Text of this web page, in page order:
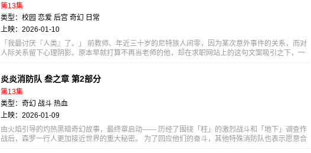
名震天下的同宗师兄——“翼盟”创始人张天翼相认。 最终，在蛋蛋、紫铃、姜无殇、张天翼等人的
肝胆相照和自身实力的不断提升下，楚枫寻得修罗鬼斧、救出妖猴王、成功搭救二苏，识破凌云宗
主燕扬天的阴谋，最终力挽狂澜、化解九州危机。并为解开自己的身份谜团，踏上更广大的东方海
域......
第13集
类型：校园 恋爱 后宫 奇幻 日常
上映：2026-01-10
「我最讨厌『人类』了。」 前教师、年近三十岁的尼特族人间零，因为某次意外事件的关系，而对
人际关系留下心理阴影。原本早就打算不再当老师的他，却在求职网站上的这句文案吸引之下，一
时冲动投了履历：「本校诚征『把学生放在心上的老师』。 很快地，他意外通过了面试，最后前往
人」女孩子们成为人类而设立的学校——！？ 出现在他眼前的，是人鱼族、狼人、兔子、鸟族的少
女们……。为什么她们想成为人类？又是被这个他最讨厌的「人类」身上的哪一点所吸引？ 这不是
异世界奇幻篇章，也不是重启人生的转生冒险。 在这所有点特别的学校里，是一名教师与一群向往
成为人类的非人少女们共同谱写的——学园「人类」群像剧。 [简介原文] ――ニンゲンなんて嫌い
だ。 とある出来事をきっかけに、 人間関係に対してトラウマを持ってしまった 元教師のアラサー
ニート・人間零。 “生徒想いの先生”をお待ちしております。 もう教師にはならないと考えていた
彼だったが、 求人サイトの言葉に導かれ勢いのままに応募。 みるみるうちに面接を通過し、 山中
にある自然豊かな学校へ勤めることになる。 しかしそこは、 人外の女の子たちが 人間になるため
炎炎消防队 叁之章 第2部分
第13集
类型：奇幻 战斗 热血
上映：2026-01-09
由火焰引导的灼热黑暗奇幻故事，最终章启动—— 历经了围绕「柱」的激烈战斗和「地下」调查作
战后，森罗一行人更加接近世界的重大秘密。 为了回应他们的奋斗，其他特殊消防队也表示愿意合
作。所有特殊消防队团结一致，共同阻止巨大的灾难。 现在，守护世界的「森罗（英雄）」和消防